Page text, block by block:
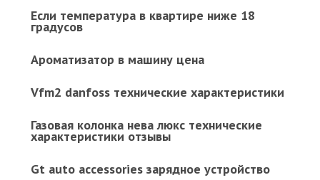
Если температура в квартире ниже 18
градусов
Ароматизатор в машину цена
Vfm2 danfoss технические характеристики
Газовая колонка нева люкс технические
характеристики отзывы
Gt auto accessories зарядное устройство